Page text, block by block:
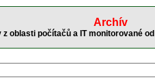
Archív
z oblasti počítačů a IT monitorované